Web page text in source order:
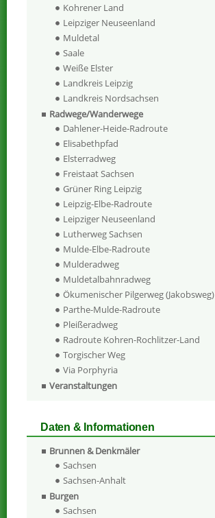
Kohrener Land
Leipziger Neuseenland
Muldetal
Saale
Weiße Elster
Landkreis Leipzig
Landkreis Nordsachsen
Radwege/Wanderwege
Dahlener-Heide-Radroute
Elisabethpfad
Elsterradweg
Freistaat Sachsen
Grüner Ring Leipzig
Leipzig-Elbe-Radroute
Leipziger Neuseenland
Lutherweg Sachsen
Mulde-Elbe-Radroute
Mulderadweg
Muldetalbahnradweg
Ökumenischer Pilgerweg (Jakobsweg)
Parthe-Mulde-Radroute
Pleißeradweg
Radroute Kohren-Rochlitzer-Land
Torgischer Weg
Via Porphyria
Veranstaltungen
Daten & Informationen
Brunnen & Denkmäler
Sachsen
Sachsen-Anhalt
Burgen
Sachsen